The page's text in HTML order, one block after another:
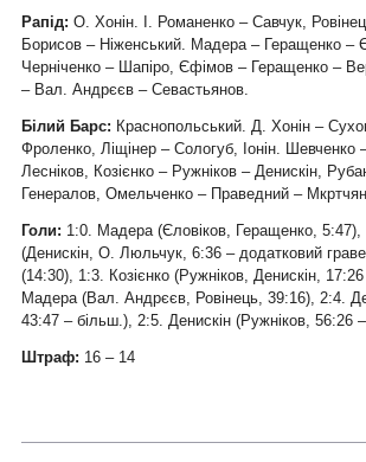
Рапід: О. Хонін. І. Романенко – Савчук,
Борисов – Ніженський. Мадера – Геращенко –
Черніченко – Шапіро, Єфімов – Геращенко –
– Вал. Андрєєв – Севастьянов.
Білий Барс: Краснопольський. Д. Хонін –
Фроленко, Ліщінер – Сологуб, Іонін.
Лесніков, Козієнко – Ружніков – Денискін,
Генералов, Омельченко – Праведний –
Голи: 1:0. Мадера (Єловіков, Геращенко, 5:47),
(Денискін, О. Люльчук, 6:36 – додатковий
(14:30), 1:3. Козієнко (Ружніков, Денискін,
Мадера (Вал. Андрєєв, Ровінець, 39:16), 2:4.
43:47 – більш.), 2:5. Денискін (Ружніков, 56:26
Штраф: 16 – 14